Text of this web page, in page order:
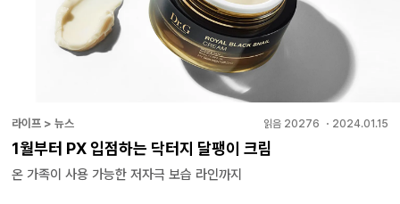
라이프 > 뉴스 읽음 20276 ・ 2024.01.15
1월부터 PX 입점하는 닥터지 달팽이 크림
온 가족이 사용 가능한 저자극 보습 라인까지